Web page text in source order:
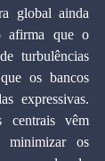
global ainda
afirma que o
turbulências
os bancos
expressivas.
centrais vêm
minimizar os